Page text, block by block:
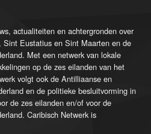
actualiteiten en achtergronden over
Eustatius en Sint Maarten en de
Met een netwerk van lokale
op de zes eilanden van het
volgt ook de Antilliaanse en
en de politieke besluitvorming in
de zes eilanden en/of voor de
Caribisch Netwerk is